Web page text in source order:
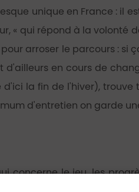
unique en France : il
« qui répond à la volonté
arroser le parcours : si
d'ailleurs en cours de
d'ici la fin de l'hiver),
d'entretien on garde
concerne le jeu, les